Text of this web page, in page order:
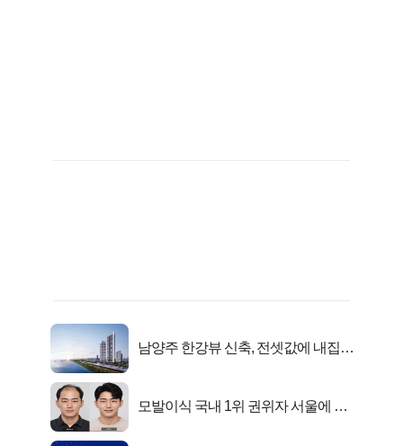
남양주 한강뷰 신축, 전셋값에 내집마
모발이식 국내 1위 권위자 서울에 있